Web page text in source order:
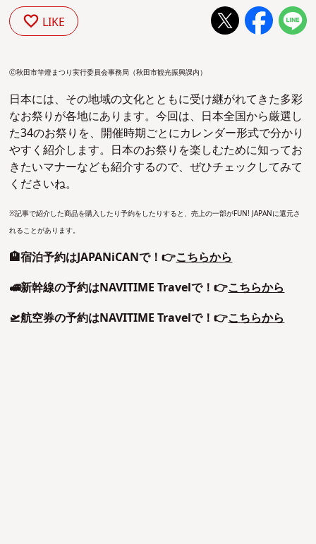
LIKE
Ⓒ秋田市竿燈まつり実行委員会事務局（秋田市観光振興課内）
日本には、その地域の文化とともに受け継がれてきた多彩
なお祭りが各地にあります。今回は、日本全国から厳選し
た34のお祭りを、開催時期ごとにカレンダー形式で分かり
やすく紹介します。日本のお祭りを楽しむために知ってお
きたいマナーなども紹介するので、ぜひチェックしてみて
くださいね。
※記事で紹介した商品を購入したり予約をしたりすると、売上の一部がFUN! JAPANに還元さ
れることがあります。
🏨宿泊予約はJAPANiCANで！👉こちらから
🚅新幹線の予約はNAVITIME Travelで！👉こちらから
🛫航空券の予約はNAVITIME Travelで！👉こちらから